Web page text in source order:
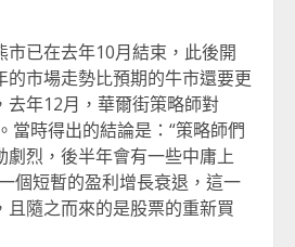
市已在去年10月結束，此後開
的市場走勢比預期的牛市還要更
去年12月，華爾街策略師對
當時得出的結論是：“策略師們
劇烈，後半年會有一些中庸上
個短暫的盈利增長衰退，這一
且隨之而來的是股票的重新買